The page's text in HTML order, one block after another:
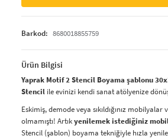
Barkod: 8680018855759
Ürün Bilgisi
Yaprak Motif 2 Stencil Boyama şablonu
Stencil ile evinizi kendi sanat atölyenize
Eskimiş, demode veya sıkıldığınız
olmamıştı! Artıkyenilemek istediğiniz
Stencil (şablon) boyama tekniğiyle hızla